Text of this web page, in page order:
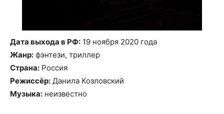
Дата выхода в РФ: 19 ноября 2020 года
Жанр: фэнтези, триллер
Страна: Россия
Режиссёр: Данила Козловский
Музыка: неизвестно